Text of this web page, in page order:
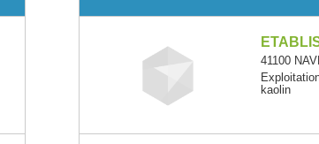
41100
kaolin